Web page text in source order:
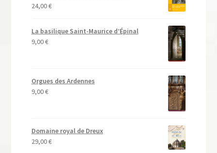
24,00€
La basilique Saint-Maurice d’Épinal
9,00€
Orgues des Ardennes
9,00€
Domaine royal de Dreux
29,00€